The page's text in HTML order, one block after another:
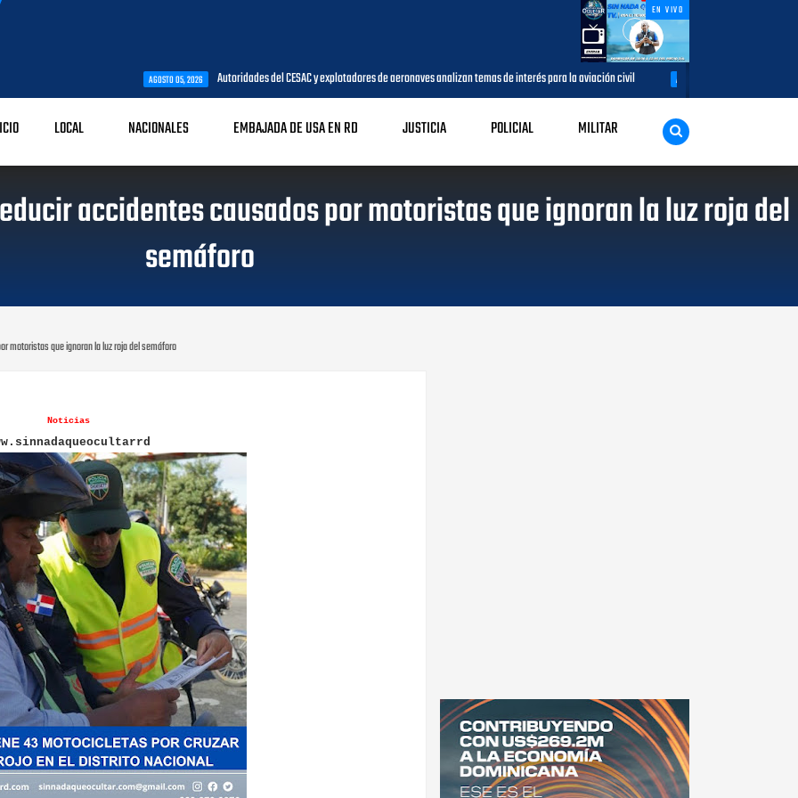
EN VIVO
Autoridades del CESAC y explotadores de aeronaves analizan temas de interés para la aviación civil AGOSTO 05, 2026 Más de 7,7 millones de
LOCAL NACIONALES EMBAJADA DE USA EN RD JUSTICIA POLICIAL MILITAR
accidentes causados por motoristas que ignoran la luz roja del
semáforo
motoristas que ignoran la luz roja del semáforo
Noticias